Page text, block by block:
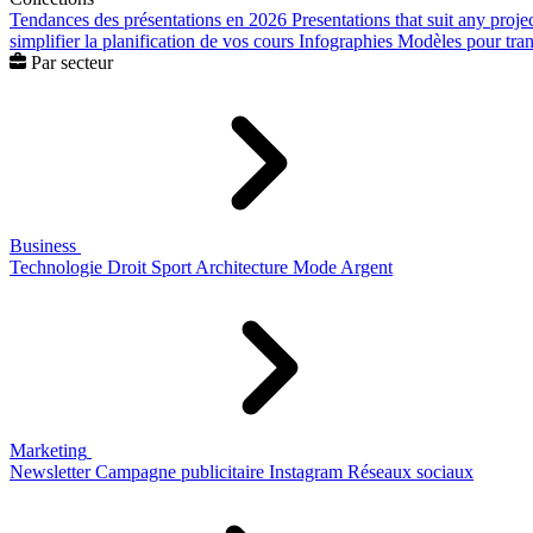
Tendances des présentations en 2026 Presentations that suit any
simplifier la planification de vos cours Infographies Modèles pour
Par secteur
Business
Technologie Droit Sport Architecture Mode Argent
Marketing
Newsletter Campagne publicitaire Instagram Réseaux sociaux